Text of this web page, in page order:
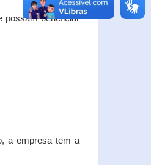
possam beneficiar
a empresa tem a